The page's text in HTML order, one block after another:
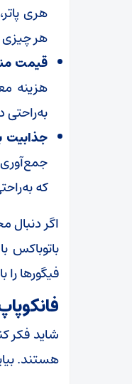
هری
هر چیزی
قیمت
هزینه
که
اگر دنبال
باتوباکس
فیگورها
شاید فکر
هستند.